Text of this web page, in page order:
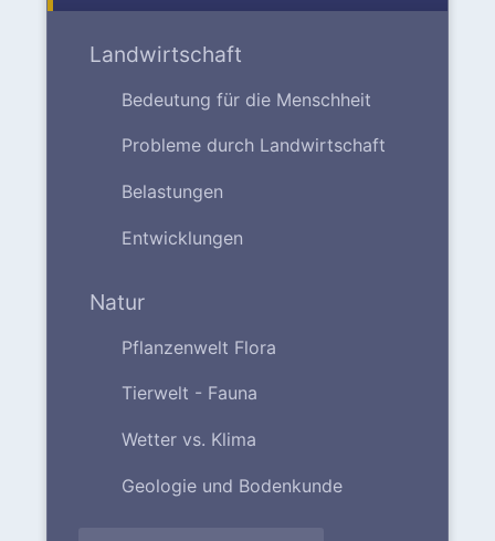
Landwirtschaft
Bedeutung für die Menschheit
Probleme durch Landwirtschaft
Belastungen
Entwicklungen
Natur
Pflanzenwelt Flora
Tierwelt - Fauna
Wetter vs. Klima
Geologie und Bodenkunde